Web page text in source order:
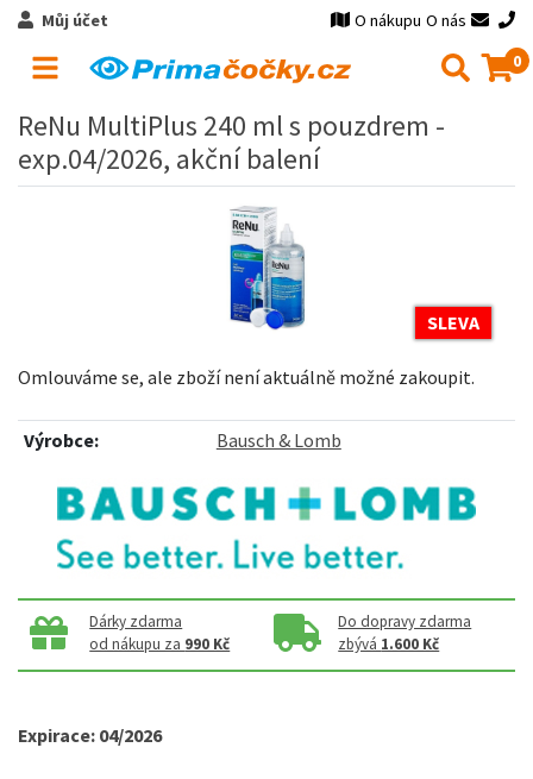
Můj účet O nákupu O nás
0
ReNu MultiPlus 240 ml s pouzdrem -
exp.04/2026, akční balení
SLEVA
Omlouváme se, ale zboží není aktuálně možné zakoupit.
Výrobce: Bausch & Lomb
Dárky zdarma
od nákupu za 990 Kč
Do dopravy zdarma
zbývá 1.600 Kč
Expirace: 04/2026